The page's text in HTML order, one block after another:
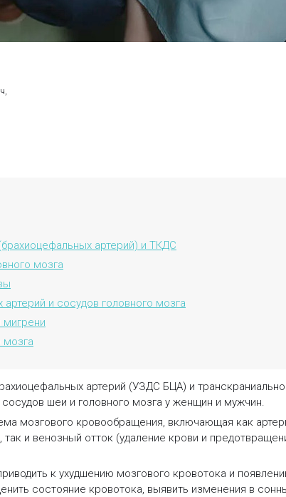
артерий) и ТКДС
мозга
и сосудов головного мозга
мигрени
мозга
артерий (УЗДС БЦА) и
шеи и головного мозга у женщин и мужчин.
мозгового кровообращения, включающая как
и венозный отток (удаление крови и
к ухудшению мозгового кровотока и
состояние кровотока, выявить изменения в